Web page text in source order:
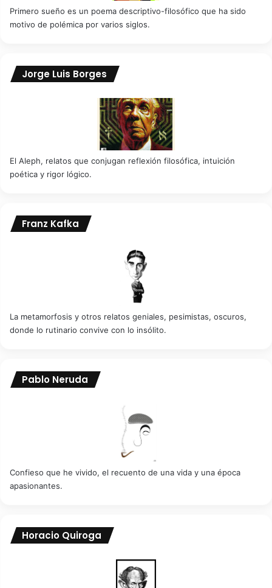
Primero sueño es un poema descriptivo-filosófico que ha sido
motivo de polémica por varios siglos.
Jorge Luis Borges
El Aleph, relatos que conjugan reflexión filosófica, intuición
poética y rigor lógico.
Franz Kafka
La metamorfosis y otros relatos geniales, pesimistas, oscuros,
donde lo rutinario convive con lo insólito.
Pablo Neruda
Confieso que he vivido, el recuento de una vida y una época
apasionantes.
Horacio Quiroga